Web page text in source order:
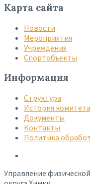
Карта сайта
Новости
Мероприятия
Учреждения
Спортобъекты
Информация
Структура
История комитета
Документы
Контакты
Политика
Управление